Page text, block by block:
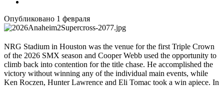
Опубликовано 1 февраля
NRG Stadium in Houston was the venue for the first Triple Crown
of the 2026 SMX season and Cooper Webb used the opportunity to
climb back into contention for the title chase. He accomplished the
victory without winning any of the individual main events, while
Ken Roczen, Hunter Lawrence and Eli Tomac took a win apiece. In